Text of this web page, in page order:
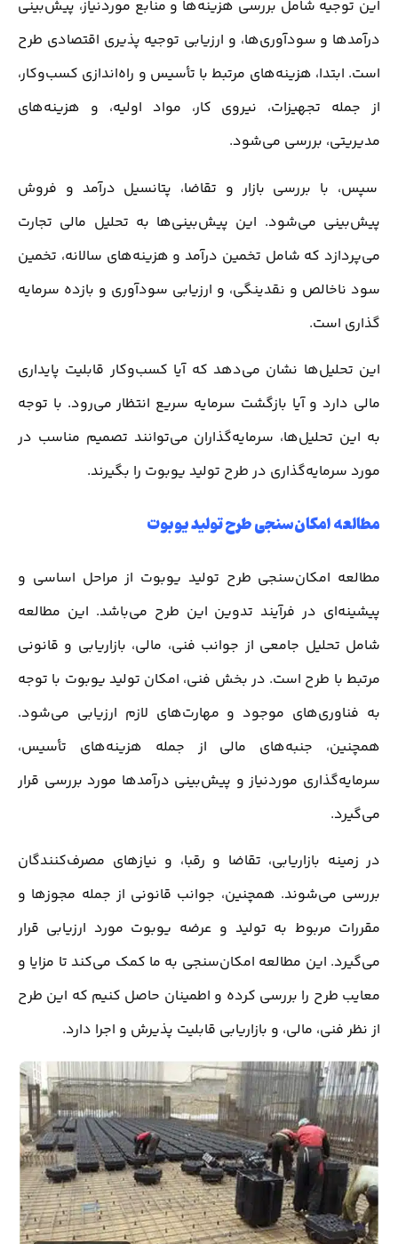
این توجیه شامل بررسی هزینه‌ها و منابع موردنیاز، پیش‌بینی
درآمدها و سودآوری‌ها، و ارزیابی توجیه پذیری اقتصادی طرح
است. ابتدا، هزینه‌های مرتبط با تأسیس و راه‌اندازی کسب‌وکار،
از جمله تجهیزات، نیروی کار، مواد اولیه، و هزینه‌های
مدیریتی، بررسی می‌شود.
سپس، با بررسی بازار و تقاضا، پتانسیل درآمد و فروش
پیش‌بینی می‌شود. این پیش‌بینی‌ها به تحلیل مالی تجارت
می‌پردازد که شامل تخمین درآمد و هزینه‌های سالانه، تخمین
سود ناخالص و نقدینگی، و ارزیابی سودآوری و بازده سرمایه
گذاری است.
این تحلیل‌ها نشان می‌دهد که آیا کسب‌وکار قابلیت پایداری
مالی دارد و آیا بازگشت سرمایه سریع انتظار می‌رود. با توجه
به این تحلیل‌ها، سرمایه‌گذاران می‌توانند تصمیم مناسب در
مورد سرمایه‌گذاری در طرح تولید یوبوت را بگیرند.
مطالعه امکان‌سنجی طرح تولید یوبوت
مطالعه امکان‌سنجی طرح تولید یوبوت از مراحل اساسی و
پیشینه‌ای در فرآیند تدوین این طرح می‌باشد. این مطالعه
شامل تحلیل جامعی از جوانب فنی، مالی، بازاریابی و قانونی
مرتبط با طرح است. در بخش فنی، امکان تولید یوبوت با توجه
به فناوری‌های موجود و مهارت‌های لازم ارزیابی می‌شود.
همچنین، جنبه‌های مالی از جمله هزینه‌های تأسیس،
سرمایه‌گذاری موردنیاز و پیش‌بینی درآمد‌ها مورد بررسی قرار
می‌گیرد.
در زمینه بازاریابی، تقاضا و رقبا، و نیازهای مصرف‌کنندگان
بررسی می‌شوند. همچنین، جوانب قانونی از جمله مجوزها و
مقررات مربوط به تولید و عرضه یوبوت مورد ارزیابی قرار
می‌گیرد. این مطالعه امکان‌سنجی به ما کمک می‌کند تا مزایا و
معایب طرح را بررسی کرده و اطمینان حاصل کنیم که این طرح
از نظر فنی، مالی، و بازاریابی قابلیت پذیرش و اجرا دارد.